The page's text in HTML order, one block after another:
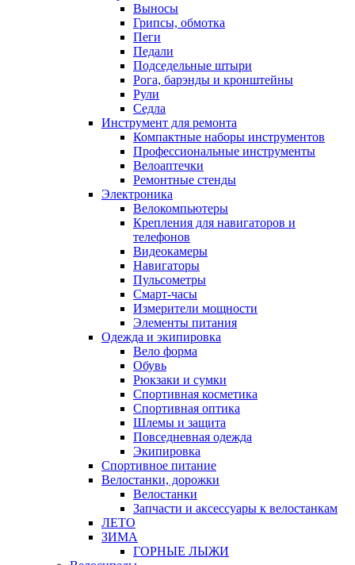
Выносы
Грипсы, обмотка
Пеги
Педали
Подседельные штыри
Рога, барэнды и кронштейны
Рули
Седла
Инструмент для ремонта
Компактные наборы инструментов
Профессиональные инструменты
Велоаптечки
Ремонтные стенды
Электроника
Велокомпьютеры
Крепления для навигаторов и
телефонов
Видеокамеры
Навигаторы
Пульсометры
Смарт-часы
Измерители мощности
Элементы питания
Одежда и экипировка
Вело форма
Обувь
Рюкзаки и сумки
Спортивная косметика
Спортивная оптика
Шлемы и защита
Повседневная одежда
Экипировка
Спортивное питание
Велостанки, дорожки
Велостанки
Запчасти и аксессуары к велостанкам
ЛЕТО
ЗИМА
ГОРНЫЕ ЛЫЖИ